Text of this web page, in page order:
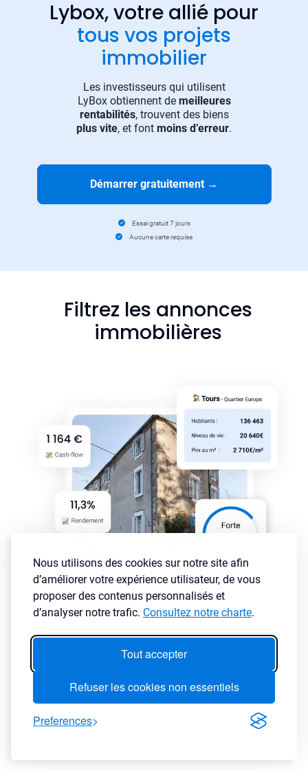
Nous utilisons des cookies sur notre site afin
d’améliorer votre expérience utilisateur, de vous
proposer des contenus personnalisés et
d’analyser notre trafic. Consultez notre charte.
Tout accepter
Refuser les cookies non essentiels
Preferences
Lybox, votre allié pour
tous vos projets
immobilier
Les investisseurs qui utilisent
LyBox obtiennent de meilleures
rentabilités, trouvent des biens
plus vite, et font moins d’erreur.
Démarrer gratuitement →
Essai gratuit 7 jours
Aucune carte requise
Filtrez les annonces
immobilières
Comment sélectionner les annonces immobilières rentables
Notre moteur de recherche immobilier vous permet de cibler